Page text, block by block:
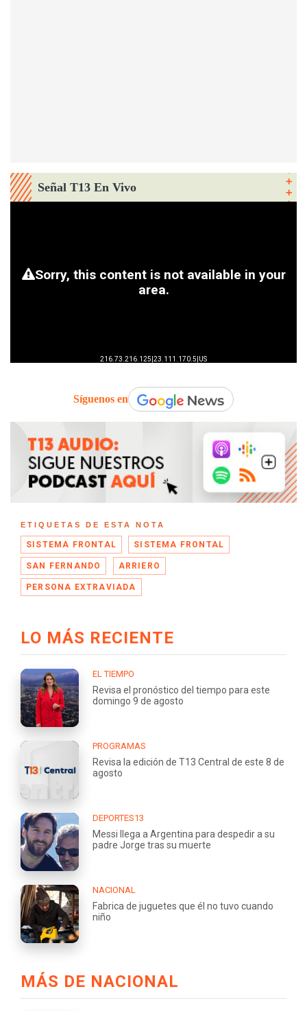
Señal T13 En Vivo
Síguenos en
ETIQUETAS DE ESTA NOTA
SISTEMA FRONTAL SISTEMA FRONTAL
SAN FERNANDO ARRIERO
PERSONA EXTRAVIADA
LO MÁS RECIENTE
EL TIEMPO
Revisa el pronóstico del tiempo para este
domingo 9 de agosto
PROGRAMAS
Revisa la edición de T13 Central de este 8 de
agosto
DEPORTES13
Messi llega a Argentina para despedir a su
padre Jorge tras su muerte
NACIONAL
Fabrica de juguetes que él no tuvo cuando
niño
MÁS DE NACIONAL